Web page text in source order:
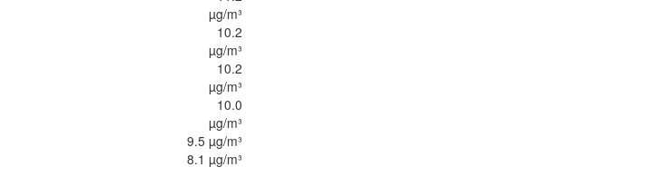
µg/m³
10.2
µg/m³
10.2
µg/m³
10.0
µg/m³
9.5 µg/m³
8.1 µg/m³